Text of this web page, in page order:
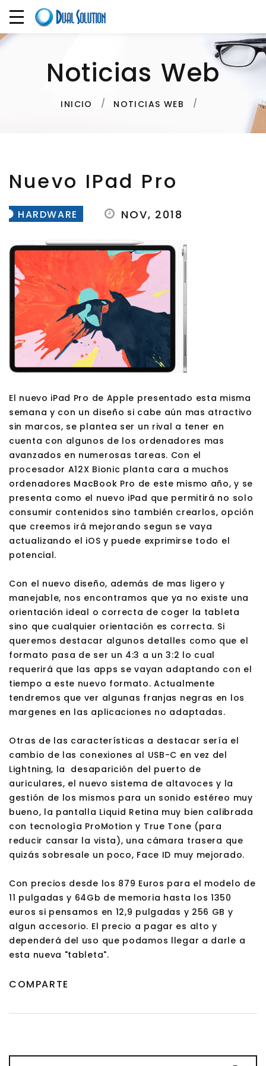
Noticias Web
INICIO NOTICIAS WEB
Nuevo IPad Pro
HARDWARE NOV, 2018
El nuevo iPad Pro de Apple presentado esta misma
semana y con un diseño si cabe aún mas atractivo
sin marcos, se plantea ser un rival a tener en
cuenta con algunos de los ordenadores mas
avanzados en numerosas tareas. Con el
procesador A12X Bionic planta cara a muchos
ordenadores MacBook Pro de este mismo año, y se
presenta como el nuevo iPad que permitirá no solo
consumir contenidos sino también crearlos, opción
que creemos irá mejorando segun se vaya
actualizando el iOS y puede exprimirse todo el
potencial.
Con el nuevo diseño, además de mas ligero y
manejable, nos encontramos que ya no existe una
orientación ideal o correcta de coger la tableta
sino que cualquier orientación es correcta. Si
queremos destacar algunos detalles como que el
formato pasa de ser un 4:3 a un 3:2 lo cual
requerirá que las apps se vayan adaptando con el
tiempo a este nuevo formato. Actualmente
tendremos que ver algunas franjas negras en los
margenes en las aplicaciones no adaptadas.
Otras de las características a destacar sería el
cambio de las conexiones al USB-C en vez del
Lightning, la desaparición del puerto de
auriculares, el nuevo sistema de altavoces y la
gestión de los mismos para un sonido estéreo muy
bueno, la pantalla Liquid Retina muy bien calibrada
con tecnología ProMotion y True Tone (para
reducir cansar la vista), una cámara trasera que
quizás sobresale un poco, Face ID muy mejorado.
Con precios desde los 879 Euros para el modelo de
11 pulgadas y 64Gb de memoria hasta los 1350
euros si pensamos en 12,9 pulgadas y 256 GB y
algun accesorio. El precio a pagar es alto y
dependerá del uso que podamos llegar a darle a
esta nueva "tableta".
COMPARTE